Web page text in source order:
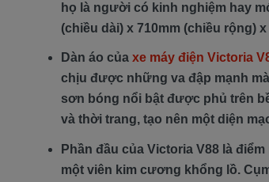
họ là người có kinh nghiệm hay
(chiều dài) x 710mm (chiều rộng)
Dàn áo của xe máy điện Victoria
chịu được những va đập mạnh
sơn bóng nổi bật được phủ trên
và thời trang, tạo nên một diện
Phần đầu của Victoria V88 là
một viên kim cương khổng lồ.